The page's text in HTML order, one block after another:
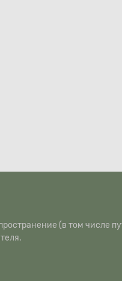
(в том числе